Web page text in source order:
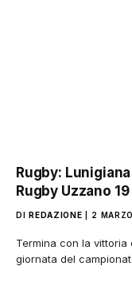
Rugby:
Rugby Uzzano 19
DI REDAZIONE 2
Termina con la
giornata del